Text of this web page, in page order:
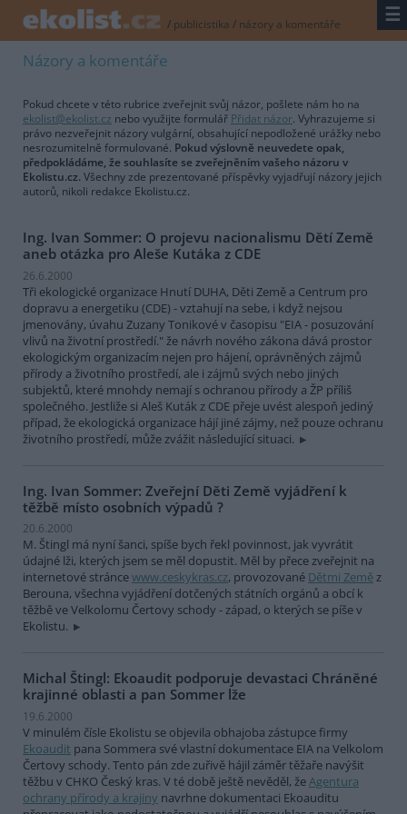
/ publicistika / názory a komentáře ☰
Názory a komentáře
Pokud chcete v této rubrice zveřejnit svůj názor, pošlete nám ho na
ekolist@ekolist.cz nebo využijte formulář Přidat názor. Vyhrazujeme si
právo nezveřejnit názory vulgární, obsahující nepodložené urážky nebo
nesrozumitelně formulované. Pokud výslovně neuvedete opak,
předpokládáme, že souhlasíte se zveřejněním vašeho názoru v
Ekolistu.cz. Všechny zde prezentované příspěvky vyjadřují názory jejich
autorů, nikoli redakce Ekolistu.cz.
Ing. Ivan Sommer: O projevu nacionalismu Dětí Země
aneb otázka pro Aleše Kutáka z CDE
26.6.2000
Tři ekologické organizace Hnutí DUHA, Děti Země a Centrum pro
dopravu a energetiku (CDE) - vztahují na sebe, i když nejsou
jmenovány, úvahu Zuzany Tonikové v časopisu "EIA - posuzování
vlivů na životní prostředí." že návrh nového zákona dává prostor
ekologickým organizacím nejen pro hájení, oprávněných zájmů
přírody a životního prostředí, ale i zájmů svých nebo jiných
subjektů, které mnohdy nemají s ochranou přírody a ŽP příliš
společného. Jestliže si Aleš Kuták z CDE přeje uvést alespoň jediný
případ, že ekologická organizace hájí jiné zájmy, než pouze ochranu
životního prostředí, může zvážit následující situaci.
Ing. Ivan Sommer: Zveřejní Děti Země vyjádření k
těžbě místo osobních výpadů ?
20.6.2000
M. Štingl má nyní šanci, spíše bych řekl povinnost, jak vyvrátit
údajné lži, kterých jsem se měl dopustit. Měl by přece zveřejnit na
internetové stráncewww.ceskykras.cz, provozované Dětmi Zeměz
Berouna, všechna vyjádření dotčených státních orgánů a obcí k
těžbě ve Velkolomu Čertovy schody - západ, o kterých se píše v
Ekolistu.
Michal Štingl: Ekoaudit podporuje devastaci Chráněné
krajinné oblasti a pan Sommer lže
19.6.2000
V minulém čísle Ekolistu se objevila obhajoba zástupce firmy
Ekoaudit pana Sommera své vlastní dokumentace EIA na Velkolom
Čertovy schody. Tento pán zde zuřivě hájil záměr těžaře navýšit
těžbu v CHKO Český kras. V té době ještě nevěděl, žeAgentura
ochrany přírody a krajiny navrhne dokumentaci Ekoauditu